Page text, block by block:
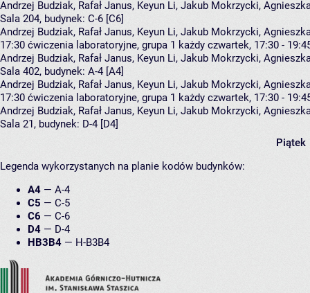
Andrzej Budziak, Rafał Janus, Keyun Li, Jakub Mokrzycki,
Sala 204, budynek: C-6 [C6]
Andrzej Budziak, Rafał Janus, Keyun Li, Jakub Mokrzycki,
17:30 ćwiczenia laboratoryjne, grupa 1 każdy czwartek, 17:30 -
Andrzej Budziak, Rafał Janus, Keyun Li, Jakub Mokrzycki,
Sala 402, budynek: A-4 [A4]
Andrzej Budziak, Rafał Janus, Keyun Li, Jakub Mokrzycki,
17:30 ćwiczenia laboratoryjne, grupa 1 każdy czwartek, 17:30 -
Andrzej Budziak, Rafał Janus, Keyun Li, Jakub Mokrzycki,
Sala 21, budynek: D-4 [D4]
Piątek
Legenda wykorzystanych na planie kodów budynków:
A4 — A-4
C5 — C-5
C6 — C-6
D4 — D-4
HB3B4 — H-B3B4